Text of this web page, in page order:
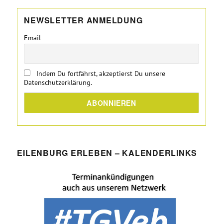
NEWSLETTER ANMELDUNG
Email
Indem Du fortfährst, akzeptierst Du unsere
Datenschutzerklärung.
EILENBURG ERLEBEN – KALENDERLINKS